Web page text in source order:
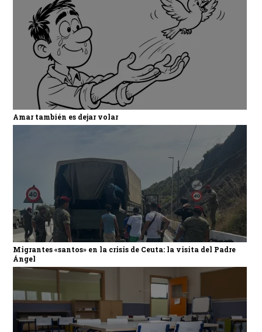
Amar también es dejar volar
Migrantes «santos» en la crisis de Ceuta: la visita del Padre
Ángel